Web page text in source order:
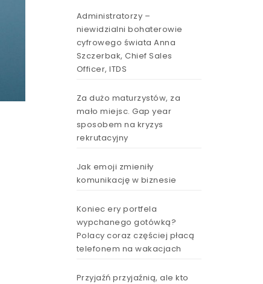
Administratorzy –
niewidzialni bohaterowie
cyfrowego świata Anna
Szczerbak, Chief Sales
Officer, ITDS
Za dużo maturzystów, za
mało miejsc. Gap year
sposobem na kryzys
rekrutacyjny
Jak emoji zmieniły
komunikację w biznesie
Koniec ery portfela
wypchanego gotówką?
Polacy coraz częściej płacą
telefonem na wakacjach
Przyjaźń przyjaźnią, ale kto